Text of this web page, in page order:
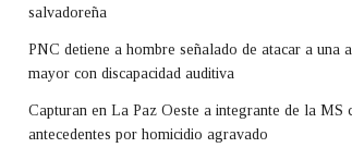
salvadoreña
PNC detiene a hombre señalado de atacar a una
mayor con discapacidad auditiva
Capturan en La Paz Oeste a integrante de la MS
antecedentes por homicidio agravado